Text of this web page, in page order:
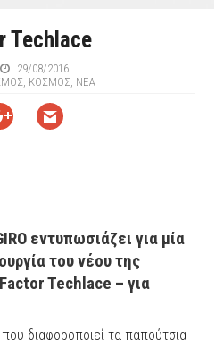
Techlace
29/08/2016
ΚΟΣΜΟΣ ΝΕΑ
εντυπωσιάζει για μία
του νέου της
Techlace – για
που διαφοροποιεί τα παπούτσια